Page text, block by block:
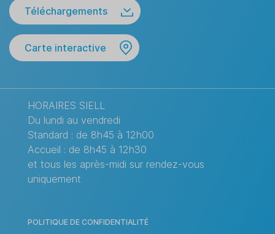
Téléchargements
Carte interactive
HORAIRES SIELL
Du lundi au vendredi
Standard : de 8h45 à 12h00
Accueil : de 8h45 à 12h30
et tous les après-midi sur rendez-vous
uniquement
POLITIQUE DE CONFIDENTIALITÉ